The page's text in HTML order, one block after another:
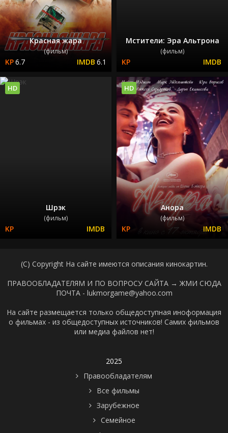
Красная жара
(фильм)
6.7 6.1
Мстители: Эра Альтрона
(фильм)
Шрэк
(фильм)
HD
Анора
(фильм)
HD
(C) Copyright На сайте имеются описания кинокартин.
ПРАВООБЛАДАТЕЛЯМ И ПО ВОПРОСУ САЙТА → ЖМИ СЮДА
ПОЧТА - lukmorgame@yahoo.com
На сайте размещается только общедоступная иноформация
о фильмах - из общедоступных источников! Самих фильмов
или медиа файлов нет!
2025
Правообладателям
Все фильмы
Зарубежное
Семейное